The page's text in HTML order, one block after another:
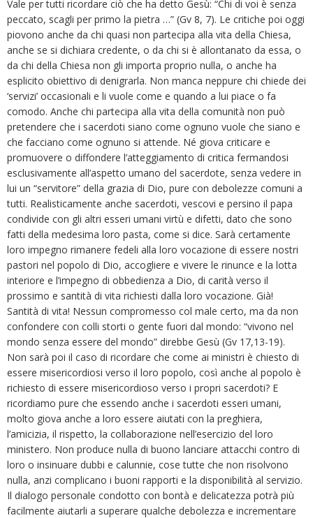
Vale per tutti ricordare ciò che ha detto Gesù: “Chi di voi è senza
peccato, scagli per primo la pietra …” (Gv 8, 7). Le critiche poi oggi
piovono anche da chi quasi non partecipa alla vita della Chiesa,
anche se si dichiara credente, o da chi si è allontanato da essa, o
da chi della Chiesa non gli importa proprio nulla, o anche ha
esplicito obiettivo di denigrarla. Non manca neppure chi chiede dei
‘servizi’ occasionali e li vuole come e quando a lui piace o fa
comodo. Anche chi partecipa alla vita della comunità non può
pretendere che i sacerdoti siano come ognuno vuole che siano e
che facciano come ognuno si attende. Né giova criticare e
promuovere o diffondere l’atteggiamento di critica fermandosi
esclusivamente all’aspetto umano del sacerdote, senza vedere in
lui un “servitore” della grazia di Dio, pure con debolezze comuni a
tutti. Realisticamente anche sacerdoti, vescovi e persino il papa
condivide con gli altri esseri umani virtù e difetti, dato che sono
fatti della medesima loro pasta, come si dice. Sarà certamente
loro impegno rimanere fedeli alla loro vocazione di essere nostri
pastori nel popolo di Dio, accogliere e vivere le rinunce e la lotta
interiore e l’impegno di obbedienza a Dio, di carità verso il
prossimo e santità di vita richiesti dalla loro vocazione. Già!
Santità di vita! Nessun compromesso col male certo, ma da non
confondere con colli storti o gente fuori dal mondo: “vivono nel
mondo senza essere del mondo” direbbe Gesù (Gv 17,13-19).
Non sarà poi il caso di ricordare che come ai ministri è chiesto di
essere misericordiosi verso il loro popolo, così anche al popolo è
richiesto di essere misericordioso verso i propri sacerdoti? E
ricordiamo pure che essendo anche i sacerdoti esseri umani,
molto giova anche a loro essere aiutati con la preghiera,
l’amicizia, il rispetto, la collaborazione nell’esercizio del loro
ministero. Non produce nulla di buono lanciare attacchi contro di
loro o insinuare dubbi e calunnie, cose tutte che non risolvono
nulla, anzi complicano i buoni rapporti e la disponibilità al servizio.
Il dialogo personale condotto con bontà e delicatezza potrà più
facilmente aiutarli a superare qualche debolezza e incrementare